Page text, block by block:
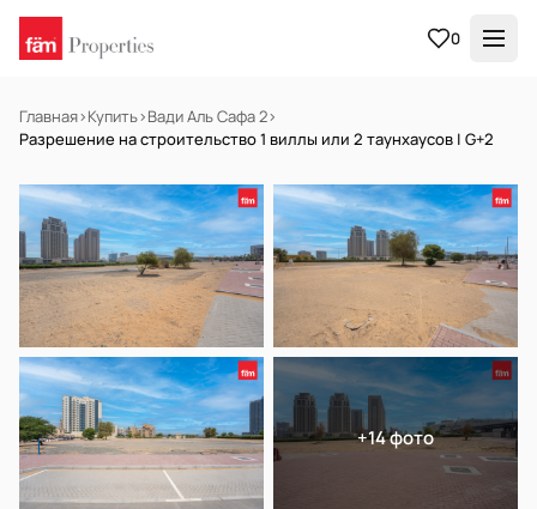
0
Главная›Купить›Вади Аль Сафа 2›
Разрешение на строительство 1 виллы или 2 таунхаусов | G+2
НА ПРОДАЖУ Off-plan
+14 фото